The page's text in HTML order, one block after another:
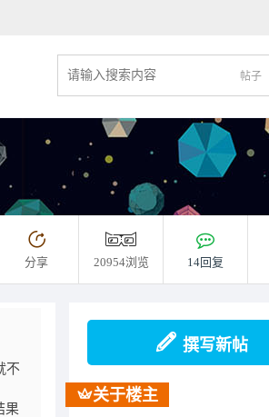
帖子
分享 20954浏览 14回复
不
果
撰写新帖
关于楼主